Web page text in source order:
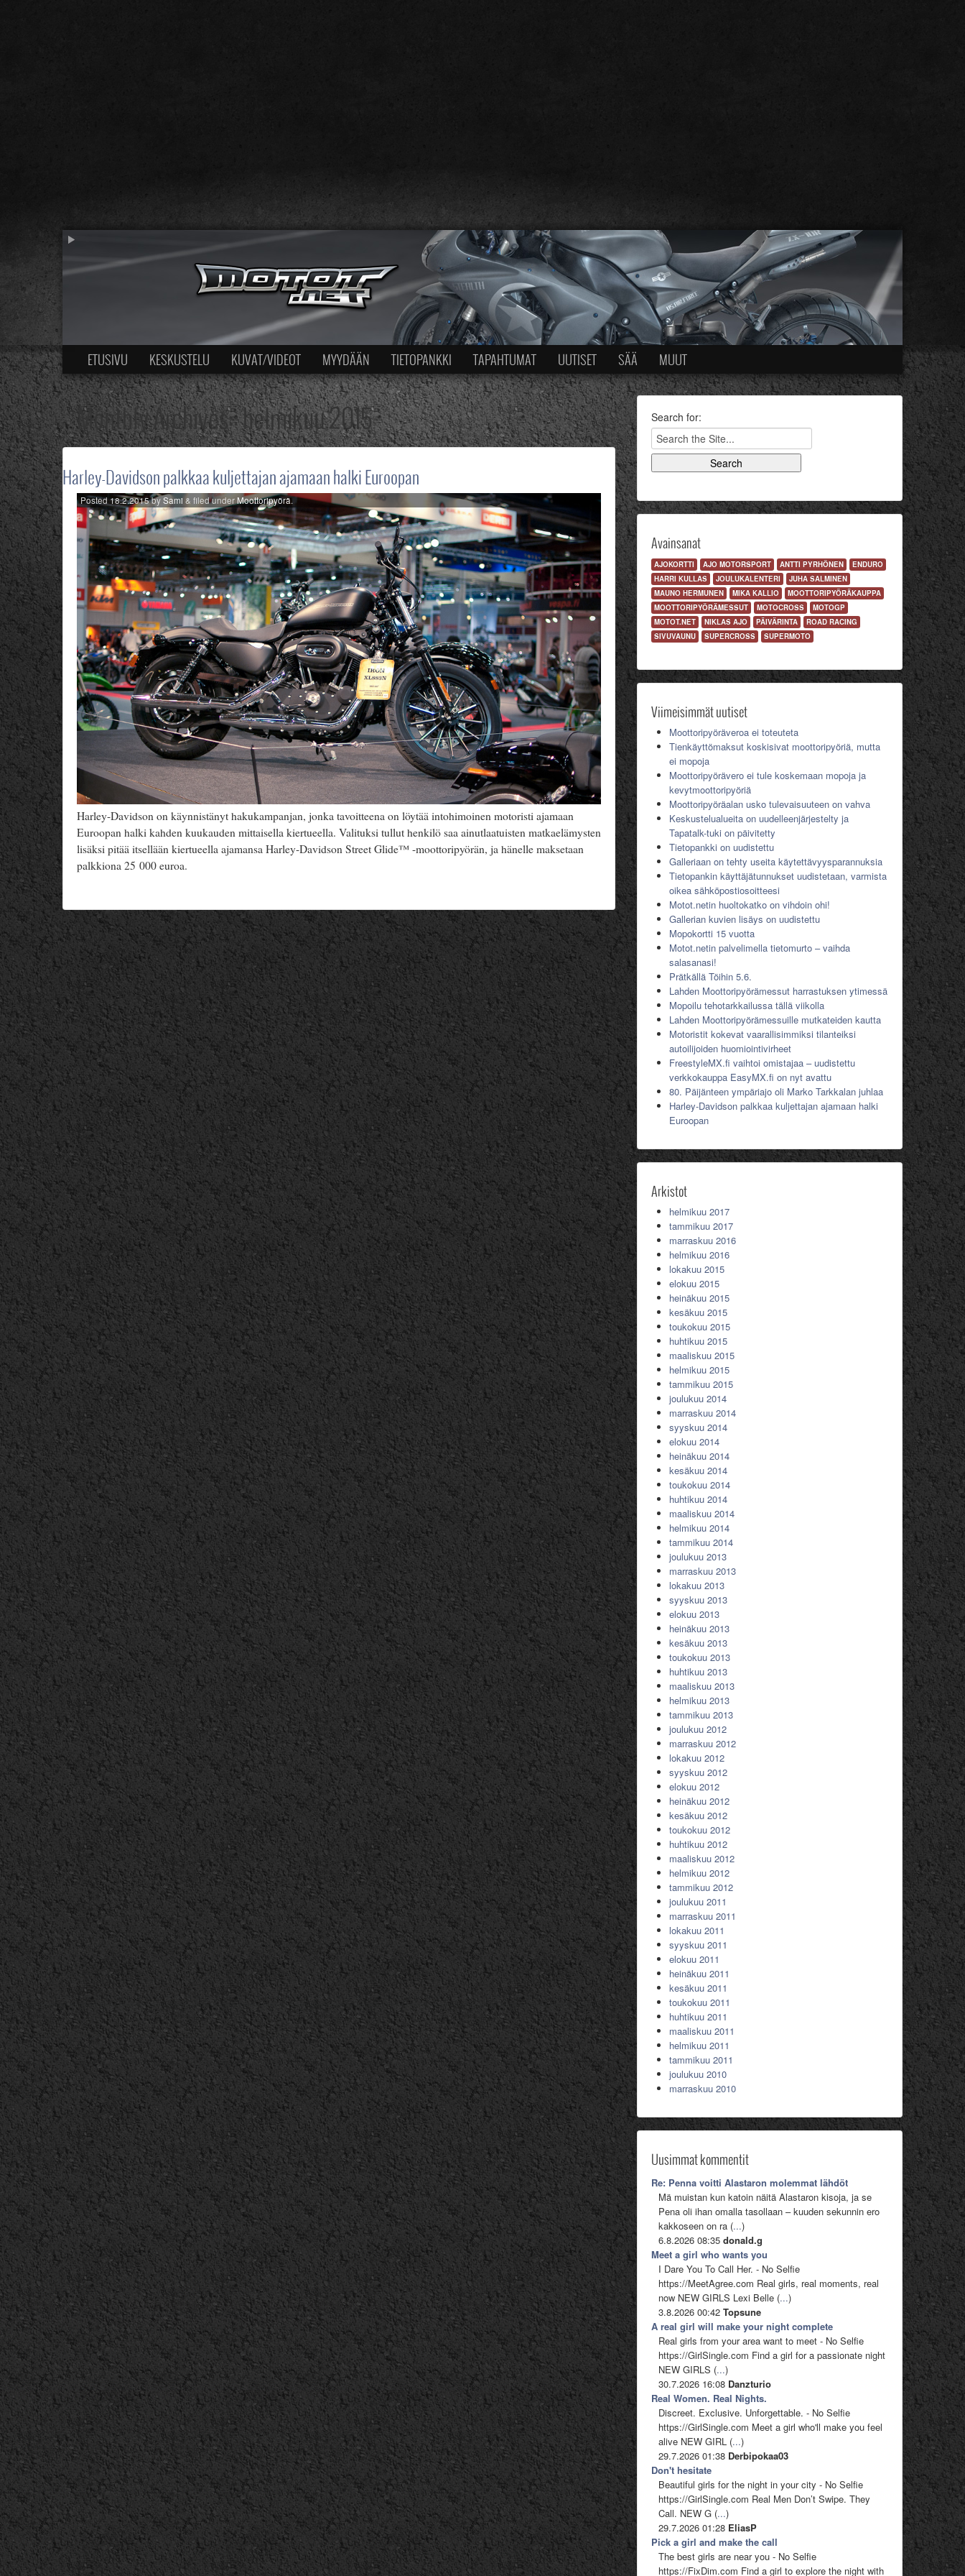
ETUSIVU KESKUSTELU KUVAT/VIDEOT MYYDÄÄN TIETOPANKKI TAPAHTUMAT UUTISET SÄÄ MUUT
Monthly Archives::helmikuu 2015
Harley-Davidson palkkaa kuljettajan ajamaan halki Euroopan
Posted18.2.2015bySami & filed under Moottoripyörä.
Harley-Davidson on käynnistänyt hakukampanjan, jonka tavoitteena on löytää intohimoinen motoristi ajamaan
Euroopan halki kahden kuukauden mittaisella kiertueella. Valituksi tullut henkilö saa ainutlaatuisten matkaelämysten
lisäksi pitää itsellään kiertueella ajamansa Harley-Davidson Street Glide™ -moottoripyörän, ja hänelle maksetaan
palkkiona 25 000 euroa.
Search for:
Avainsanat
AJOKORTTI AJO MOTORSPORT ANTTI PYRHÖNEN
ENDURO
HARRI KULLAS
JOULUKALENTERI
JUHA SALMINEN
MAUNO HERMUNEN
MIKA KALLIO
MOOTTORIPYÖRÄKAUPPA
MOOTTORIPYÖRÄMESSUT
MOTOCROSS
MOTOGP
MOTOT.NET
NIKLAS AJO PÄIVÄRINTA
ROAD RACING
SIVUVAUNU
SUPERCROSS SUPERMOTO
Viimeisimmät uutiset
Moottoripyöräveroa ei toteuteta
Tienkäyttömaksut koskisivat moottoripyöriä, mutta
ei mopoja
Moottoripyörävero ei tule koskemaan mopoja ja
kevytmoottoripyöriä
Moottoripyöräalan usko tulevaisuuteen on vahva
Keskustelualueita on uudelleenjärjestelty ja
Tapatalk-tuki on päivitetty
Tietopankki on uudistettu
Galleriaan on tehty useita käytettävyysparannuksia
Tietopankin käyttäjätunnukset uudistetaan, varmista
oikea sähköpostiosoitteesi
Motot.netin huoltokatko on vihdoin ohi!
Gallerian kuvien lisäys on uudistettu
Mopokortti 15 vuotta
Motot.netin palvelimella tietomurto – vaihda
salasanasi!
Prätkällä Töihin 5.6.
Lahden Moottoripyörämessut harrastuksen ytimessä
Mopoilu tehotarkkailussa tällä viikolla
Lahden Moottoripyörämessuille mutkateiden kautta
Motoristit kokevat vaarallisimmiksi tilanteiksi
autoilijoiden huomiointivirheet
FreestyleMX.fi vaihtoi omistajaa – uudistettu
verkkokauppa EasyMX.fi on nyt avattu
80. Päijänteen ympäriajo oli Marko Tarkkalan juhlaa
Harley-Davidson palkkaa kuljettajan ajamaan halki
Euroopan
Arkistot
helmikuu 2017
tammikuu 2017
marraskuu 2016
helmikuu 2016
lokakuu 2015
elokuu 2015
heinäkuu 2015
kesäkuu 2015
toukokuu 2015
huhtikuu 2015
maaliskuu 2015
helmikuu 2015
tammikuu 2015
joulukuu 2014
marraskuu 2014
syyskuu 2014
elokuu 2014
heinäkuu 2014
kesäkuu 2014
toukokuu 2014
huhtikuu 2014
maaliskuu 2014
helmikuu 2014
tammikuu 2014
joulukuu 2013
marraskuu 2013
lokakuu 2013
syyskuu 2013
elokuu 2013
heinäkuu 2013
kesäkuu 2013
toukokuu 2013
huhtikuu 2013
maaliskuu 2013
helmikuu 2013
tammikuu 2013
joulukuu 2012
marraskuu 2012
lokakuu 2012
syyskuu 2012
elokuu 2012
heinäkuu 2012
kesäkuu 2012
toukokuu 2012
huhtikuu 2012
maaliskuu 2012
helmikuu 2012
tammikuu 2012
joulukuu 2011
marraskuu 2011
lokakuu 2011
syyskuu 2011
elokuu 2011
heinäkuu 2011
kesäkuu 2011
toukokuu 2011
huhtikuu 2011
maaliskuu 2011
helmikuu 2011
tammikuu 2011
joulukuu 2010
marraskuu 2010
Uusimmat kommentit
Re: Penna voitti Alastaron molemmat lähdöt
Mä muistan kun katoin näitä Alastaron kisoja, ja se
Pena oli ihan omalla tasollaan – kuuden sekunnin ero
kakkoseen on ra (...)
6.8.2026 08:35 donald.g
Meet a girl who wants you
I Dare You To Call Her. - No Selfie
https://MeetAgree.com Real girls, real moments, real
now NEW GIRLS Lexi Belle (...)
3.8.2026 00:42 Topsune
A real girl will make your night complete
Real girls from your area want to meet - No Selfie
https://GirlSingle.com Find a girl for a passionate night
NEW GIRLS (...)
30.7.2026 16:08 Danzturio
Real Women. Real Nights.
Discreet. Exclusive. Unforgettable. - No Selfie
https://GirlSingle.com Meet a girl who'll make you feel
alive NEW GIRL (...)
29.7.2026 01:38 Derbipokaa03
Don't hesitate
Beautiful girls for the night in your city - No Selfie
https://GirlSingle.com Real Men Don’t Swipe. They
Call. NEW G (...)
29.7.2026 01:28 EliasP
Pick a girl and make the call
The best girls are near you - No Selfie
https://FixDim.com Find a girl to explore the night with